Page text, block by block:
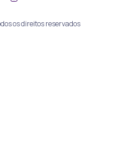
os direitos reservados